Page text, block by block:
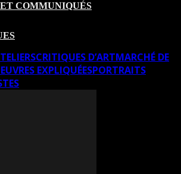
COMMUNIQUÉS
CRITIQUES D’ARTMARCHÉ DE
EXPLIQUÉESPORTRAITS